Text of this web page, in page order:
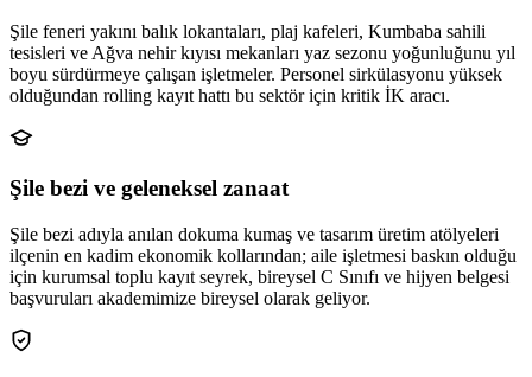
Şile feneri yakını balık lokantaları, plaj kafeleri, Kumbaba sahili
tesisleri ve Ağva nehir kıyısı mekanları yaz sezonu yoğunluğunu yıl
boyu sürdürmeye çalışan işletmeler. Personel sirkülasyonu yüksek
olduğundan rolling kayıt hattı bu sektör için kritik İK aracı.
Şile bezi ve geleneksel zanaat
Şile bezi adıyla anılan dokuma kumaş ve tasarım üretim atölyeleri
ilçenin en kadim ekonomik kollarından; aile işletmesi baskın olduğu
için kurumsal toplu kayıt seyrek, bireysel C Sınıfı ve hijyen belgesi
başvuruları akademimize bireysel olarak geliyor.